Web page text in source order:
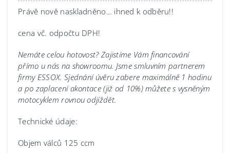
Právě nově naskladněno… ihned k odběru!!
cena vč. odpočtu DPH!
Nemáte celou hotovost? Zajistíme Vám financování
přímo u nás na showroomu. Jsme smluvním partnerem
firmy ESSOX. Sjednání úvěru zabere maximálně 1 hodinu
a po zaplacení akontace (již od 10%) můžete s vysněným
motocyklem rovnou odjíždět.
Technické údaje:
Objem válců 125 ccm